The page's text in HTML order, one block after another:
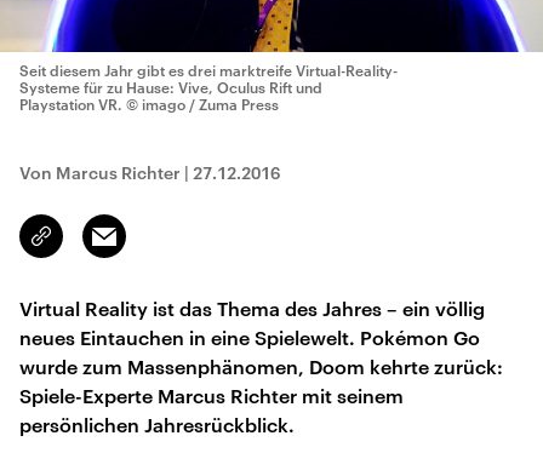
Seit diesem Jahr gibt es drei marktreife Virtual-Reality-
Systeme für zu Hause: Vive, Oculus Rift und
Playstation VR. © imago / Zuma Press
Von Marcus Richter | 27.12.2016
Link
kopieren/teilen
Email
Virtual Reality ist das Thema des Jahres – ein völlig
neues Eintauchen in eine Spielewelt. Pokémon Go
wurde zum Massenphänomen, Doom kehrte zurück:
Spiele-Experte Marcus Richter mit seinem
persönlichen Jahresrückblick.